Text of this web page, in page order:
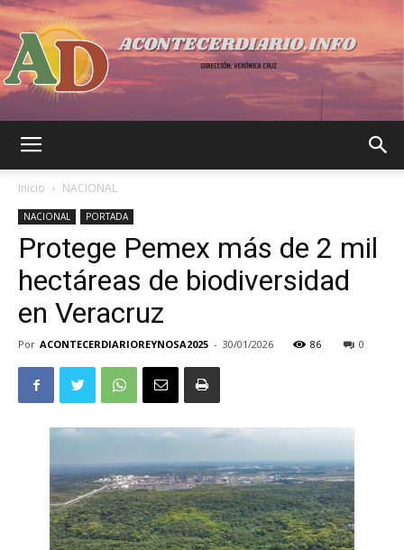
Diario
Inicio NACIONAL
NACIONAL PORTADA
Protege Pemex más de 2 mil
hectáreas de biodiversidad
en Veracruz
Por ACONTECERDIARIOREYNOSA2025 - 30/01/2026 86 0